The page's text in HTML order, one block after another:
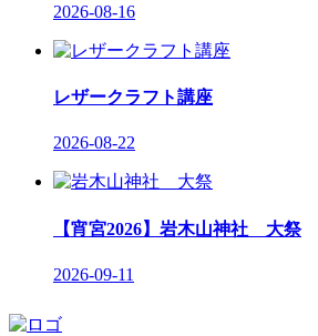
2026-08-16
レザークラフト講座
2026-08-22
【宵宮2026】岩木山神社 大祭
2026-09-11